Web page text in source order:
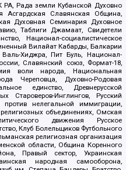
РА, Рада земли Кубанской Духовно
Асгардская Славянская Община,
Духовная Семинария Духовное
Таблиги Джамаат, Свидетели
Национал-социалистическое
Вилайат Кабарды, Балкарии
Хиджра, Пит Буль, Национал-
Славянский союз, Формат-18,
воли народа, Национальная
Череповца, Духовно-Родовая
единство, Древнерусской
Староверов-Инглингов, Русский
нелегальной иммиграции,
объединениях, Омская
движения Русское
Клуб Болельщиков Футбольного
религиозная организация
области, Община Коренного
Правый сектор, Украинская
народная самооборона,